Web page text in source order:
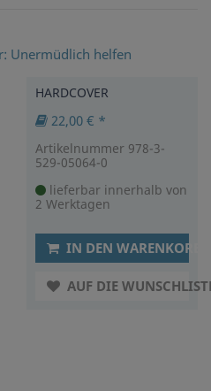
HARDCOVER
22,00 € *
Artikelnummer 978-3-
529-05064-0
lieferbar innerhalb von
2 Werktagen
IN DEN WARENKORB
AUF DIE